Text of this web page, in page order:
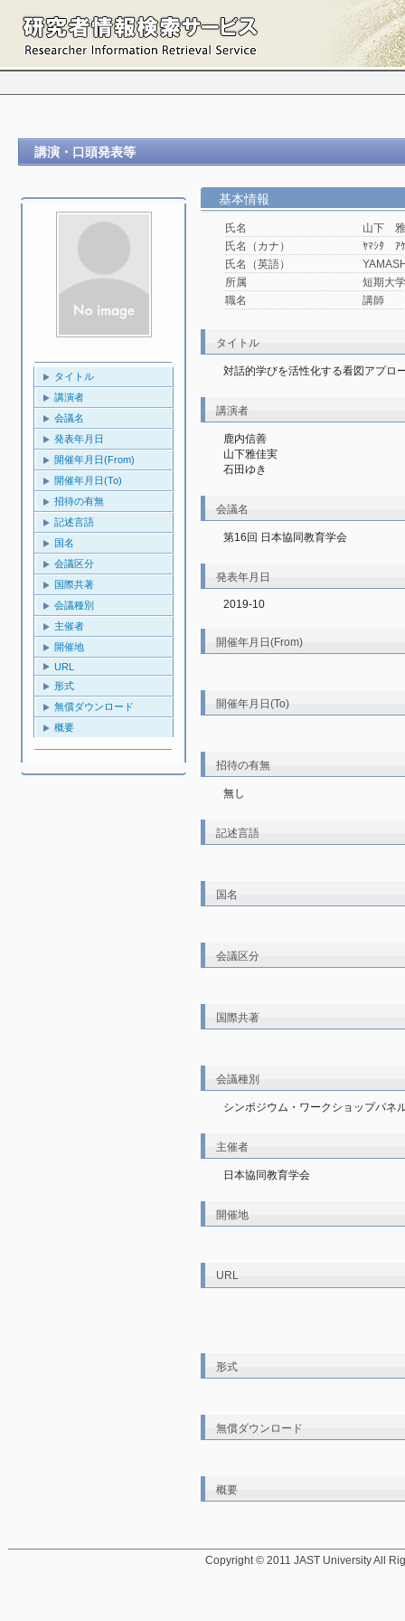
講演・口頭発表等
タイトル
講演者
会議名
発表年月日
開催年月日(From)
開催年月日(To)
招待の有無
記述言語
国名
会議区分
国際共著
会議種別
主催者
開催地
URL
形式
無償ダウンロード
概要
基本情報
氏名
山下
氏名（カナ）
ﾔﾏｼﾀ ｱ
氏名（英語）
所属
短期大
職名
講師
タイトル
対話的学びを活性化する看図アプロ
講演者
鹿内信善
山下雅佳実
石田ゆき
会議名
第16回 日本協同教育学会
発表年月日
2019-10
開催年月日(From)
開催年月日(To)
招待の有無
無し
記述言語
国名
会議区分
国際共著
会議種別
シンポジウム・ワークショップパネ
主催者
日本協同教育学会
開催地
URL
形式
無償ダウンロード
概要